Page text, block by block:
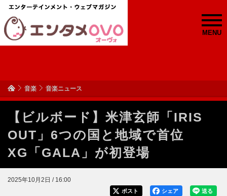
MENU
音楽 音楽ニュース
【ビルボード】米津玄師「IRIS
OUT」6つの国と地域で首位
XG「GALA」が初登場
2025年10月2日 / 16:00
送る
シェア
ポスト